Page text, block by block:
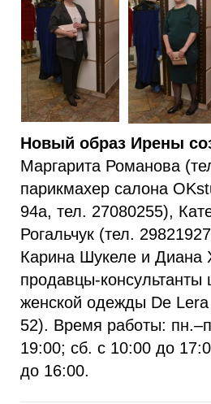
Новый образ Ирены
Маргарита Романова
парикмахер салона
94а, тел. 27080255),
Рогальчук (тел.
Карина Шукеле и Диана
продавцы-консультанты
женской одежды De
52). Время работы:
19:00; сб. с 10:00 до
до 16:00.